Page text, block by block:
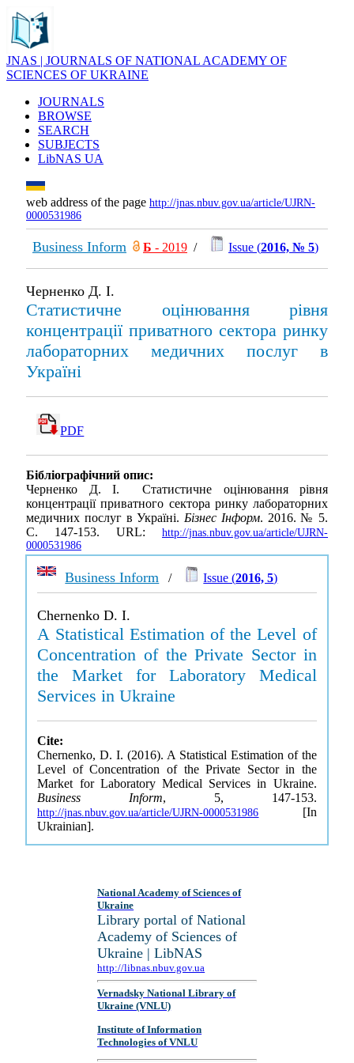
JNAS | JOURNALS OF NATIONAL ACADEMY OF
SCIENCES OF UKRAINE
JOURNALS
BROWSE
SEARCH
SUBJECTS
LibNAS UA
web address of the page http://jnas.nbuv.gov.ua/article/UJRN-
0000531986
Business Inform Б - 2019 / Issue (2016, № 5)
Черненко Д. І.
Статистичне оцінювання рівня
концентрації приватного сектора ринку
лабораторних медичних послуг в
Україні
PDF
Бібліографічний опис:
Черненко Д. І. Статистичне оцінювання рівня
концентрації приватного сектора ринку лабораторних
медичних послуг в Україні.Бізнес Інформ. 2016. № 5.
С. 147-153. URL: http://jnas.nbuv.gov.ua/article/UJRN-
0000531986
Business Inform / Issue (2016, 5)
Chernenko D. I.
A Statistical Estimation of the Level of
Concentration of the Private Sector in
the Market for Laboratory Medical
Services in Ukraine
Cite:
Chernenko, D. I. (2016). A Statistical Estimation of the
Level of Concentration of the Private Sector in the
Market for Laboratory Medical Services in Ukraine.
Business Inform, 5, 147-153.
http://jnas.nbuv.gov.ua/article/UJRN-0000531986 [In
Ukrainian].
National Academy of Sciences of
Ukraine
Library portal of National
Academy of Sciences of
Ukraine | LibNAS
http://libnas.nbuv.gov.ua
Vernadsky National Library of
Ukraine (VNLU)
Institute of Information
Technologies of VNLU